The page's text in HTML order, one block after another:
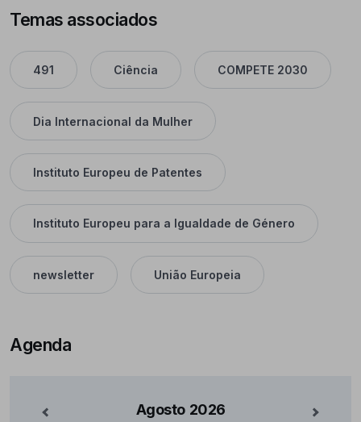
Temas associados
491 Ciência COMPETE 2030
Dia Internacional da Mulher
Instituto Europeu de Patentes
Instituto Europeu para a Igualdade de Género
newsletter União Europeia
Agenda
Agosto 2026 Mês